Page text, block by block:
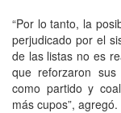
“Por lo tanto, la
perjudicado por el
de las listas no es
que reforzaron
como partido y
más cupos”, agregó.